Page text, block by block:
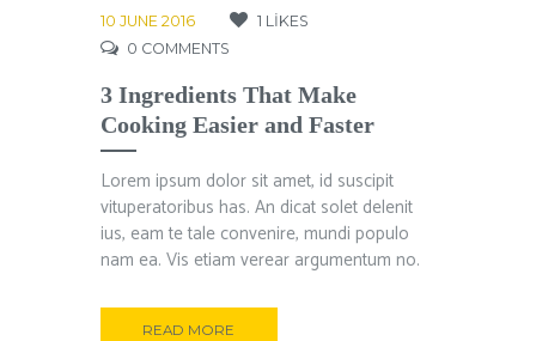
10 JUNE 2016 1 LIKES
0 COMMENTS
3 Ingredients That Make
Cooking Easier and Faster
Lorem ipsum dolor sit amet, id suscipit
vituperatoribus has. An dicat solet delenit
ius, eam te tale convenire, mundi populo
nam ea. Vis etiam verear argumentum no.
READ MORE